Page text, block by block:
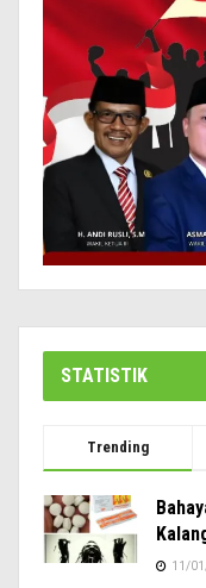
STATISTIK
Trending
11/